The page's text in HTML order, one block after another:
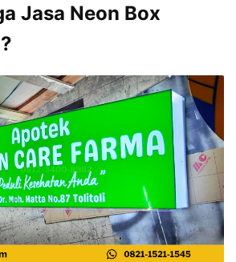
Jasa Neon Box